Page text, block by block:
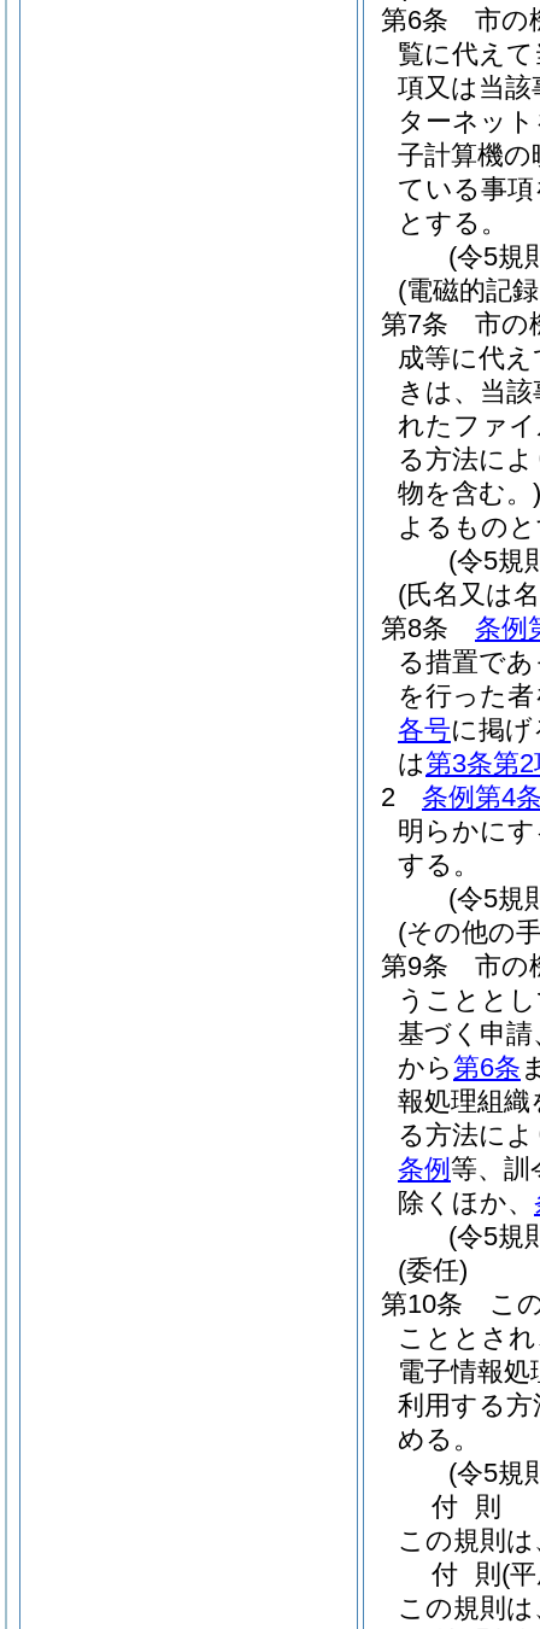
第6条
市の
覧に代え
項又は当
ターネッ
子計算機
ている事
とする。
(令5規
(電磁的記
第7条
市の
成等に代
きは、当
れたファ
る方法に
物を含む。)
よるもの
(令5規
(氏名又は
第8条
条例
る措置で
を行った
各号に掲
は第3条第
2
条例第4
明らかに
する。
(令5規
(その他の
第9条
市の
うことと
基づく申
から第6条
報処理組
る方法に
条例 等、訓
除くほか、
(令5規
(委任)
第10条
こ
こととさ
電子情報
利用する
める。
(令5規
付 則
この規則
付 則 (
この規則